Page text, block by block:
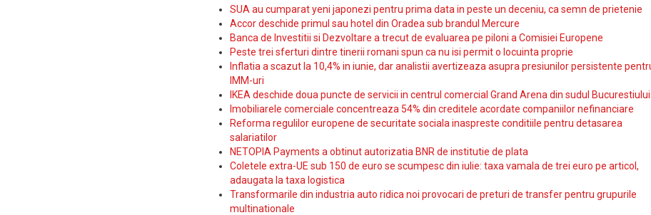
SUA au cumparat yeni japonezi pentru prima data in peste un deceniu, ca semn de prietenie
Accor deschide primul sau hotel din Oradea sub brandul Mercure
Banca de Investitii si Dezvoltare a trecut de evaluarea pe piloni a Comisiei Europene
Peste trei sferturi dintre tinerii romani spun ca nu isi permit o locuinta proprie
Inflatia a scazut la 10,4% in iunie, dar analistii avertizeaza asupra presiunilor persistente
IMM-uri
IKEA deschide doua puncte de servicii in centrul comercial Grand Arena din sudul Bucurestiului
Imobiliarele comerciale concentreaza 54% din creditele acordate companiilor nefinanciare
Reforma regulilor europene de securitate sociala inaspreste conditiile pentru detasarea
salariatilor
NETOPIA Payments a obtinut autorizatia BNR de institutie de plata
Coletele extra-UE sub 150 de euro se scumpesc din iulie: taxa vamala de trei euro pe articol,
adaugata la taxa logistica
Transformarile din industria auto ridica noi provocari de preturi de transfer pentru grupurile
multinationale